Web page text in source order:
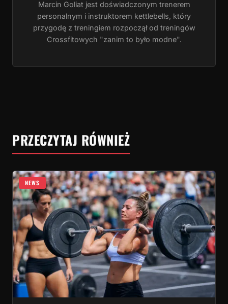
Marcin Goliat jest doświadczonym trenerem
personalnym i instruktorem kettlebells, który
przygodę z treningiem rozpoczął od treningów
Crossfitowych "zanim to było modne".
PRZECZYTAJ RÓWNIEŻ
NEWS